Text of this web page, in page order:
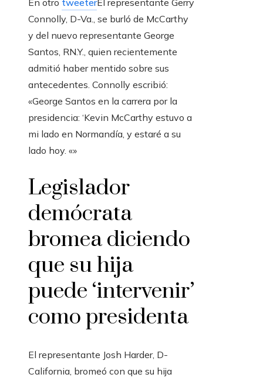
Connolly, D-Va., se burló de McCarthy
y del nuevo representante George
Santos, RN.Y., quien recientemente
admitió haber mentido sobre sus
antecedentes. Connolly escribió:
«George Santos en la carrera por la
presidencia: ‘Kevin McCarthy estuvo a
mi lado en Normandía, y estaré a su
lado hoy. «»
Legislador
demócrata
bromea diciendo
que su hija
puede ‘intervenir’
como presidenta
El representante Josh Harder, D-
California, bromeó con que su hija